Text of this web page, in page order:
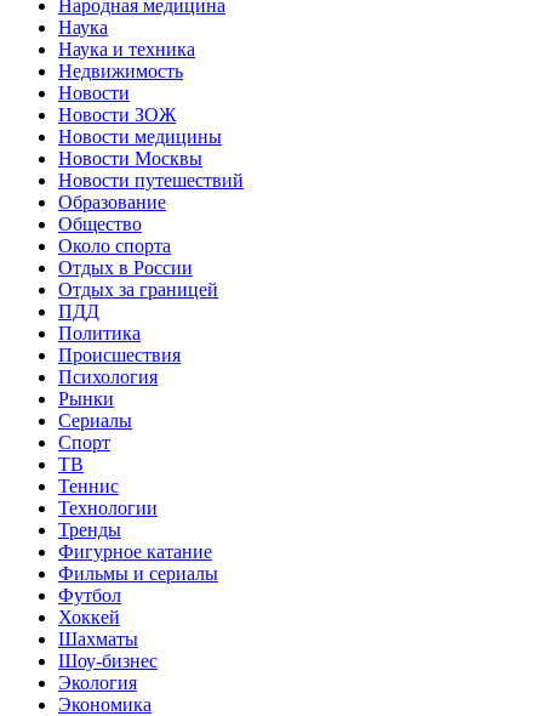
Народная медицина
Наука
Наука и техника
Недвижимость
Новости
Новости ЗОЖ
Новости медицины
Новости Москвы
Новости путешествий
Образование
Общество
Около спорта
Отдых в России
Отдых за границей
ПДД
Политика
Происшествия
Психология
Рынки
Сериалы
Спорт
ТВ
Теннис
Технологии
Тренды
Фигурное катание
Фильмы и сериалы
Футбол
Хоккей
Шахматы
Шоу-бизнес
Экология
Экономика